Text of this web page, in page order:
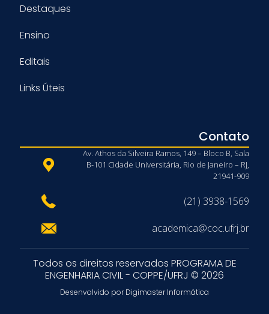
Destaques
Ensino
Editais
Links Úteis
Contato
Av. Athos da Silveira Ramos, 149 – Bloco B, Sala
B-101 Cidade Universitária, Rio de Janeiro – RJ,
21941-909
(21) 3938-1569
academica@coc.ufrj.br
Todos os direitos reservados PROGRAMA DE
ENGENHARIA CIVIL - COPPE/UFRJ © 2026
Desenvolvido por Digimaster Informática